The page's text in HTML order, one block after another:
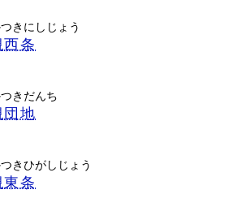
きにしじょう
条
きだんち
地
きひがしじょう
条